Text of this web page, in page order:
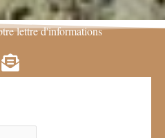
lettre d'informations